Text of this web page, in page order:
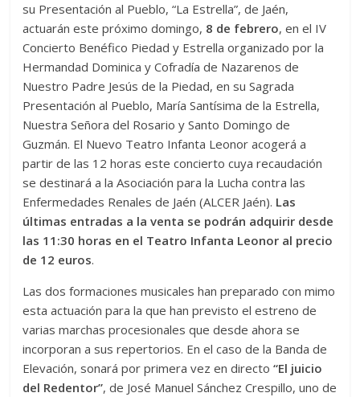
su Presentación al Pueblo, “La Estrella”, de Jaén,
actuarán este próximo domingo, 8 de febrero, en el IV
Concierto Benéfico Piedad y Estrella organizado por la
Hermandad Dominica y Cofradía de Nazarenos de
Nuestro Padre Jesús de la Piedad, en su Sagrada
Presentación al Pueblo, María Santísima de la Estrella,
Nuestra Señora del Rosario y Santo Domingo de
Guzmán. El Nuevo Teatro Infanta Leonor acogerá a
partir de las 12 horas este concierto cuya recaudación
se destinará a la Asociación para la Lucha contra las
Enfermedades Renales de Jaén (ALCER Jaén). Las
últimas entradas a la venta se podrán adquirir desde
las 11:30 horas en el Teatro Infanta Leonor al precio
de 12 euros.
Las dos formaciones musicales han preparado con mimo
esta actuación para la que han previsto el estreno de
varias marchas procesionales que desde ahora se
incorporan a sus repertorios. En el caso de la Banda de
Elevación, sonará por primera vez en directo“El juicio
del Redentor”, de José Manuel Sánchez Crespillo, uno de